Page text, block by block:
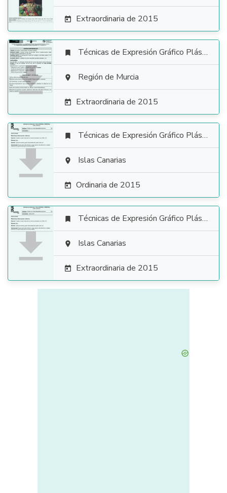
 Extraordinaria de 2015

 Técnicas de Expresión Gráfico Plástica
 Región de Murcia
 Extraordinaria de 2015

 Técnicas de Expresión Gráfico Plástica
 Islas Canarias
 Ordinaria de 2015

 Técnicas de Expresión Gráfico Plástica
 Islas Canarias
 Extraordinaria de 2015